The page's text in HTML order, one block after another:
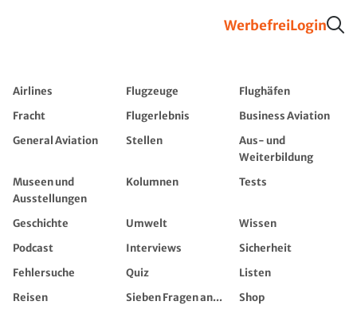
WerbefreiLogin
Airlines Flugzeuge
Flughäfen
Fracht
Flugerlebnis
Business Aviation
General Aviation
Stellen
Aus- und
Weiterbildung
Museen und
Ausstellungen
Kolumnen Tests
Geschichte Umwelt
Wissen
Podcast
Interviews
Sicherheit
Fehlersuche
Quiz
Listen
Reisen
Sieben Fragen an...
Shop